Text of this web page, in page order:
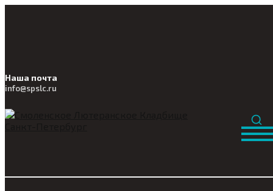
Наша почта
info@spslc.ru